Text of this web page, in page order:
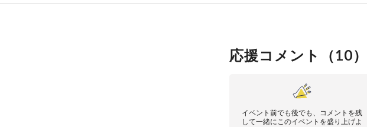
応援コメント（10）
イベント前でも後でも、コメントを残
して一緒にこのイベントを盛り上げよ